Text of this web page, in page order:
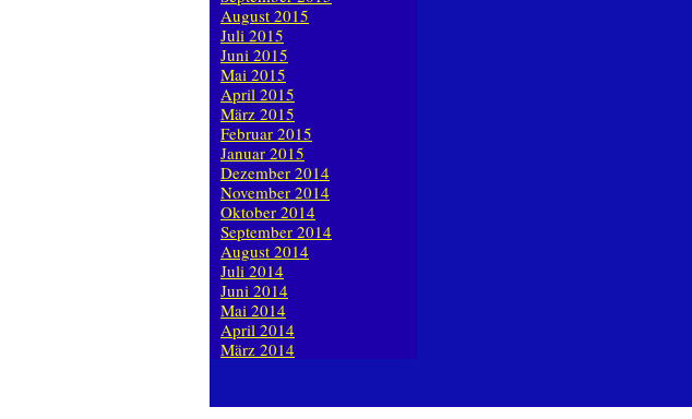
August 2015
Juli 2015
Juni 2015
Mai 2015
April 2015
März 2015
Februar 2015
Januar 2015
Dezember 2014
November 2014
Oktober 2014
September 2014
August 2014
Juli 2014
Juni 2014
Mai 2014
April 2014
März 2014